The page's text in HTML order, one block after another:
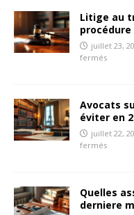
Litige au
juillet 23,
fermés
Avocats
éviter en
juillet 22,
fermés
Quelles
derniere